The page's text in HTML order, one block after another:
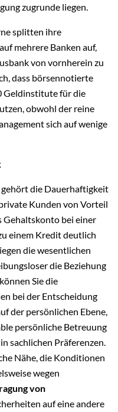
zugrunde liegen.
splitten ihre
mehrere Banken auf,
von vornherein zu
dass börsennotierte
Geldinstitute für die
obwohl der reine
sich auf wenige
gehört die Dauerhaftigkeit
Kunden von Vorteil
Gehaltskonto bei einer
einem Kredit deutlich
die wesentlichen
die Beziehung
Sie die
bei der Entscheidung
der persönlichen Ebene,
persönliche Betreuung
sachlichen Präferenzen.
Nähe, die Konditionen
wegen
von
auf eine andere